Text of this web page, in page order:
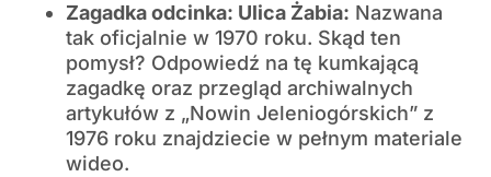
Zagadka odcinka: Ulica Żabia: Nazwana
tak oficjalnie w 1970 roku. Skąd ten
pomysł? Odpowiedź na tę kumkającą
zagadkę oraz przegląd archiwalnych
artykułów z „Nowin Jeleniogórskich” z
1976 roku znajdziecie w pełnym materiale
wideo.